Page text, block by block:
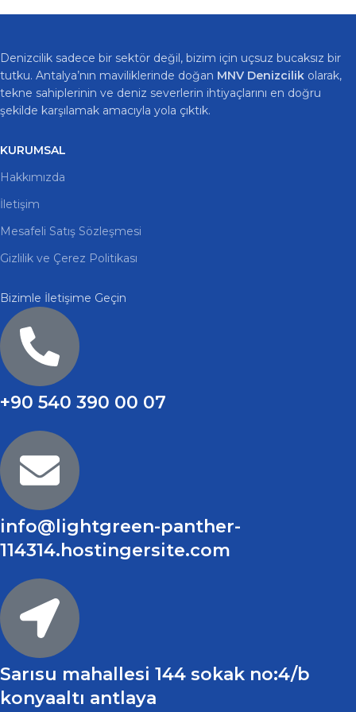
Denizcilik sadece bir sektör değil, bizim için uçsuz bucaksız bir
tutku. Antalya’nın maviliklerinde doğan MNV Denizcilik olarak,
tekne sahiplerinin ve deniz severlerin ihtiyaçlarını en doğru
şekilde karşılamak amacıyla yola çıktık.
KURUMSAL
Hakkımızda
İletişim
Mesafeli Satış Sözleşmesi
Gizlilik ve Çerez Politikası
Bizimle İletişime Geçin
+90 540 390 00 07
info@lightgreen-panther-
114314.hostingersite.com
Sarısu mahallesi 144 sokak no:4/b
konyaaltı antlaya